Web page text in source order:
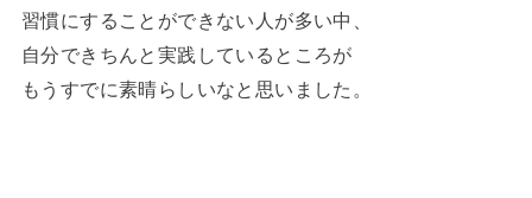
習慣にすることができない人が多い中、
自分できちんと実践しているところが
もうすでに素晴らしいなと思いました。